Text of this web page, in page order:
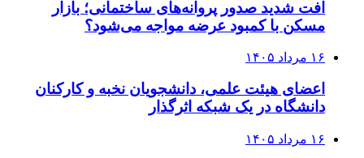
افت شدید صدور پروانه‌های ساختمانی؛ بازار
مسکن با کمبود عرضه مواجه می‌شود؟
۱۶ مرداد ۱۴۰۵
اعضای هیئت علمی، دانشجویان نخبه و کارکنان
دانشگاه در یک شبکه‌ اثرگذار
۱۶ مرداد ۱۴۰۵